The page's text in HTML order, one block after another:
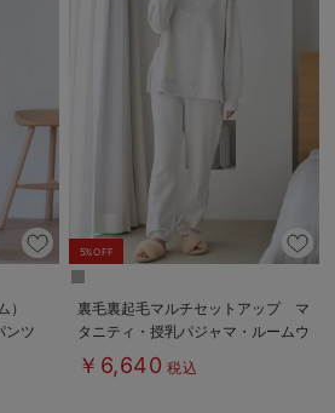
）
ンツ
5%OFF
裏毛裏起毛マルチセットアップ マ
タニティ・授乳パジャマ・ルームウ
ェア・授乳服【出産後も長く使え
る】
￥6,640 税込